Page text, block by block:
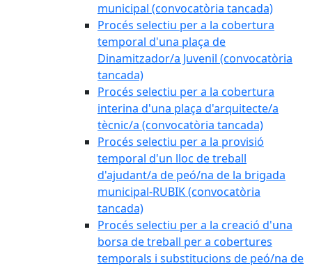
municipal (convocatòria tancada)
Procés selectiu per a la cobertura
temporal d'una plaça de
Dinamitzador/a Juvenil (convocatòria
tancada)
Procés selectiu per a la cobertura
interina d'una plaça d'arquitecte/a
tècnic/a (convocatòria tancada)
Procés selectiu per a la provisió
temporal d'un lloc de treball
d'ajudant/a de peó/na de la brigada
municipal-RUBIK (convocatòria
tancada)
Procés selectiu per a la creació d'una
borsa de treball per a cobertures
temporals i substitucions de peó/na de